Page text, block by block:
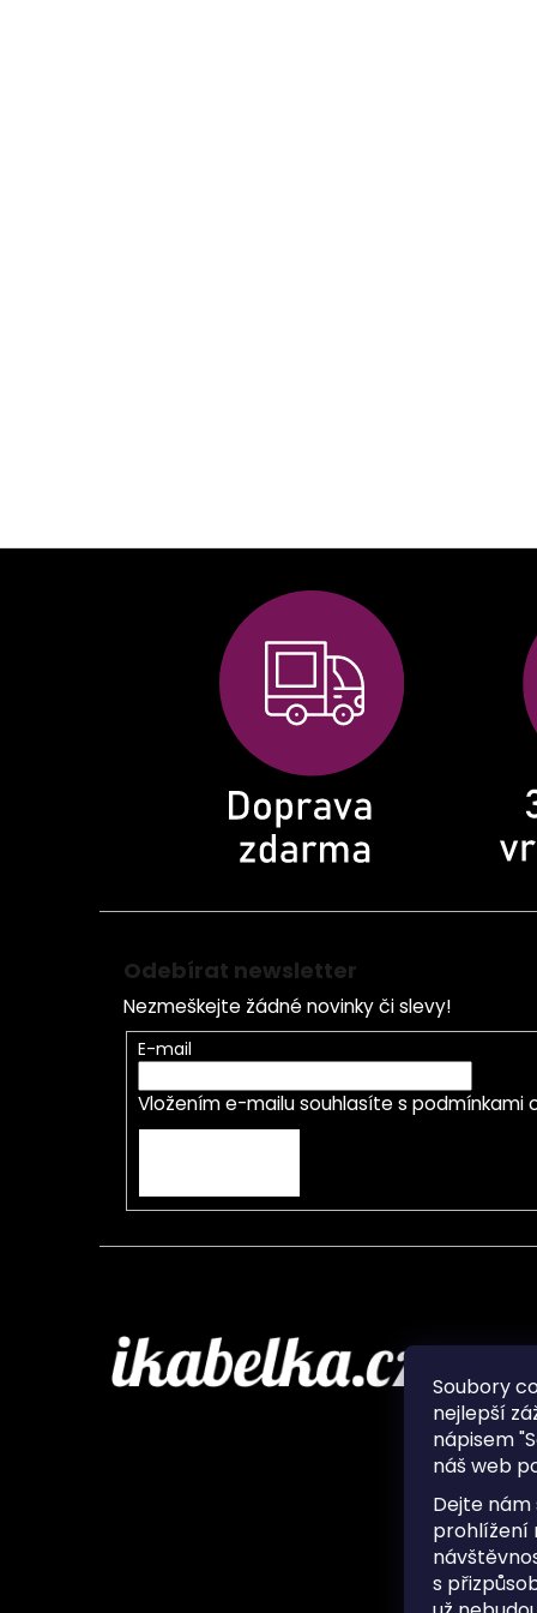
Soubory
nejlepší
nápisem
náš web
Dejte
prohlížení
s
Z
Odebírat newsletter
Nezmeškejte žádné novinky či slevy!
E-mail
Vložením e-mailu souhlasíte s podmínkami
O nás
Často